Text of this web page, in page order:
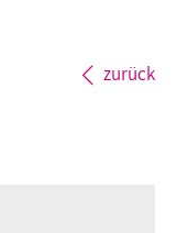
zurück